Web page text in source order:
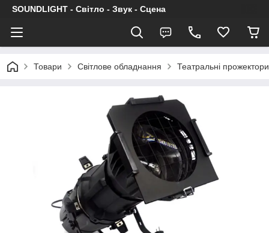
SOUNDLIGHT - Світло - Звук - Сцена
Товари Світлове обладнання Театральні прожектори